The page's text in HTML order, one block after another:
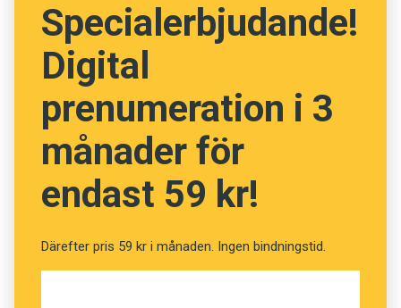
Specialerbjudande!
Digital
prenumeration i 3
månader för
endast 59 kr!
Därefter pris 59 kr i månaden. Ingen bindningstid.